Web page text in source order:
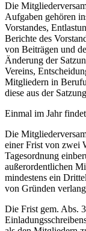
Die
Aufgaben gehören
Vorstandes,
Berichte des
von Beiträgen und
Änderung der
Vereins,
Mitgliedern in
diese aus der
Einmal im Jahr
Die
einer Frist von zwei
Tagesordnung
außerordentlichen
mindestens ein
von Gründen
Die Frist gem. Abs.